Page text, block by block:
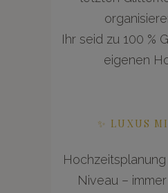
Ihr seid zu 100 %
eigenen
✨ LUXUS
Niveau –